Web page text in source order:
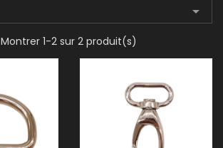

Montrer 1-2 sur 2 produit(s)